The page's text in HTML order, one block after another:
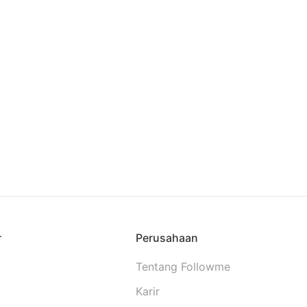
Perusahaan
Tentang Followme
Karir